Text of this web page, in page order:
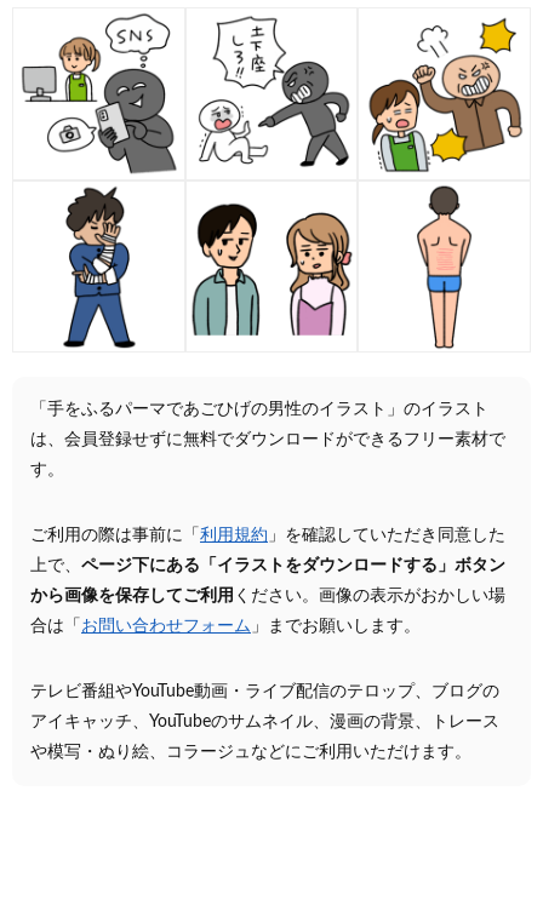
「手をふるパーマであごひげの男性のイラスト」のイラスト
は、会員登録せずに無料でダウンロードができるフリー素材で
す。
ご利用の際は事前に「 利用規約 」を確認していただき同意した
上で、 ページ下にある「イラストをダウンロードする」ボタン
から画像を保存してご利用 ください。画像の表示がおかしい場
合は「 お問い合わせフォーム 」までお願いします。
テレビ番組やYouTube動画・ライブ配信のテロップ、ブログの
アイキャッチ、YouTubeのサムネイル、漫画の背景、トレース
や模写・ぬり絵、コラージュなどにご利用いただけます。